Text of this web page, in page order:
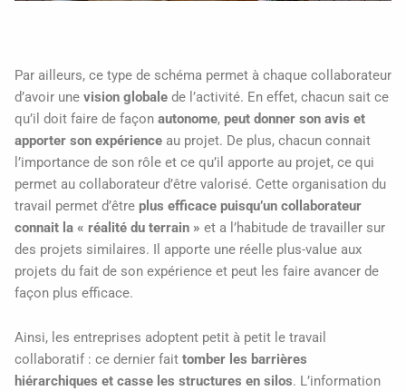
Par ailleurs, ce type de schéma permet à chaque collaborateur
d’avoir une vision globale de l’activité. En effet, chacun sait ce
qu’il doit faire de façon autonome, peut donner son avis et
apporter son expérience au projet. De plus, chacun connait
l’importance de son rôle et ce qu’il apporte au projet, ce qui
permet au collaborateur d’être valorisé. Cette organisation du
travail permet d’être plus efficace puisqu’un collaborateur
connait la « réalité du terrain » et a l’habitude de travailler sur
des projets similaires. Il apporte une réelle plus-value aux
projets du fait de son expérience et peut les faire avancer de
façon plus efficace.
Ainsi, les entreprises adoptent petit à petit le travail
collaboratif : ce dernier fait tomber les barrières
hiérarchiques et casse les structures en silos. L’information